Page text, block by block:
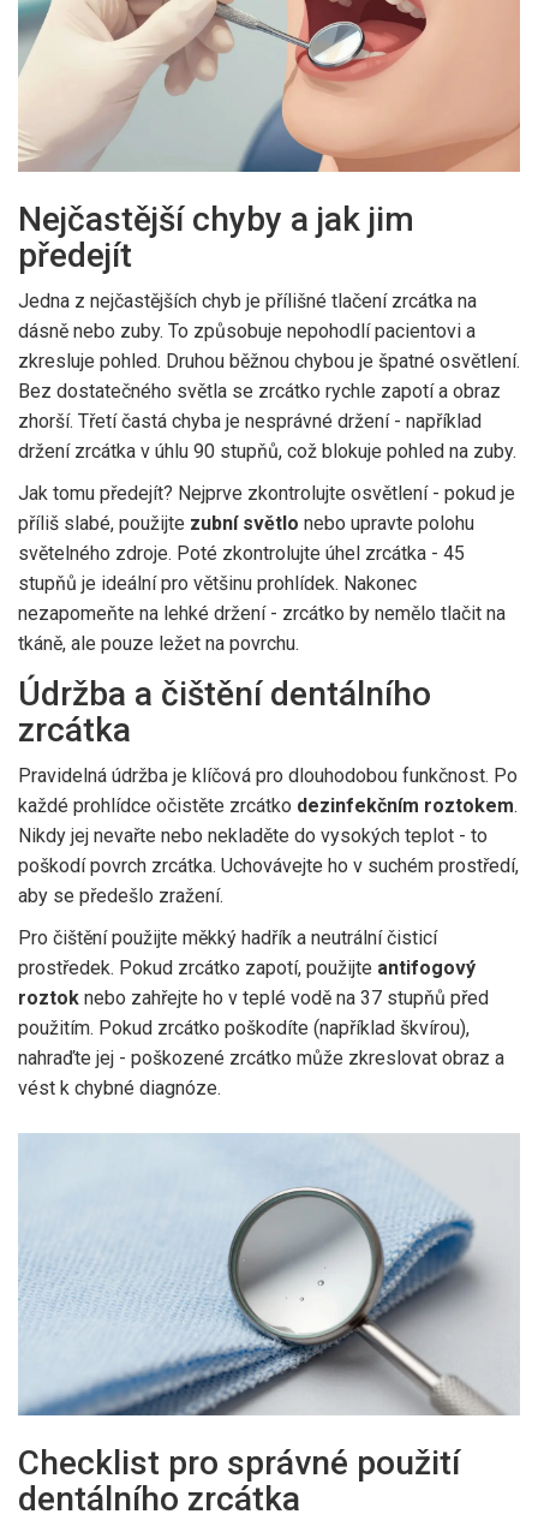
Nejčastější chyby a jak jim
předejít
Jedna z nejčastějších chyb je přílišné tlačení zrcátka na
dásně nebo zuby. To způsobuje nepohodlí pacientovi a
zkresluje pohled. Druhou běžnou chybou je špatné osvětlení.
Bez dostatečného světla se zrcátko rychle zapotí a obraz
zhorší. Třetí častá chyba je nesprávné držení - například
držení zrcátka v úhlu 90 stupňů, což blokuje pohled na zuby.
Jak tomu předejít? Nejprve zkontrolujte osvětlení - pokud je
příliš slabé, použijte zubní světlo nebo upravte polohu
světelného zdroje. Poté zkontrolujte úhel zrcátka - 45
stupňů je ideální pro většinu prohlídek. Nakonec
nezapomeňte na lehké držení - zrcátko by nemělo tlačit na
tkáně, ale pouze ležet na povrchu.
Údržba a čištění dentálního
zrcátka
Pravidelná údržba je klíčová pro dlouhodobou funkčnost. Po
každé prohlídce očistěte zrcátko dezinfekčním roztokem.
Nikdy jej nevařte nebo nekladěte do vysokých teplot - to
poškodí povrch zrcátka. Uchovávejte ho v suchém prostředí,
aby se předešlo zražení.
Pro čištění použijte měkký hadřík a neutrální čisticí
prostředek. Pokud zrcátko zapotí, použijte antifogový
roztok nebo zahřejte ho v teplé vodě na 37 stupňů před
použitím. Pokud zrcátko poškodíte (například škvírou),
nahraďte jej - poškozené zrcátko může zkreslovat obraz a
vést k chybné diagnóze.
Checklist pro správné použití
dentálního zrcátka